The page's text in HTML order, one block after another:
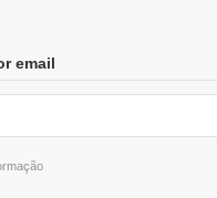
email